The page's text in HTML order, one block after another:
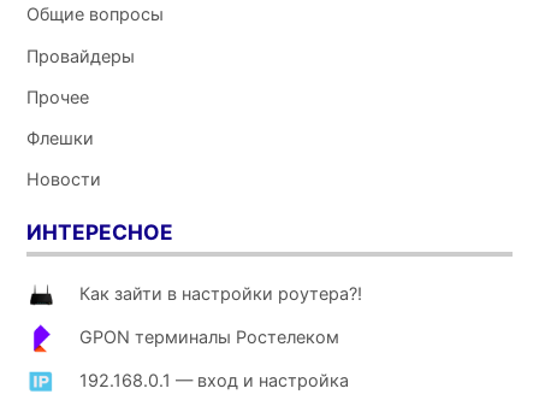
Общие вопросы
Провайдеры
Прочее
Флешки
Новости
ИНТЕРЕСНОЕ
Как зайти в настройки роутера?!
GPON терминалы Ростелеком
192.168.0.1 — вход и настройка